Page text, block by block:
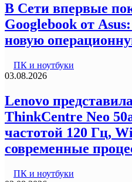
В Сети впервые
Googlebook от
новую
ПК и ноутбуки
03.08.2026
Lenovo
ThinkCentre Neo
частотой 120 Гц,
современные
ПК и ноутбуки